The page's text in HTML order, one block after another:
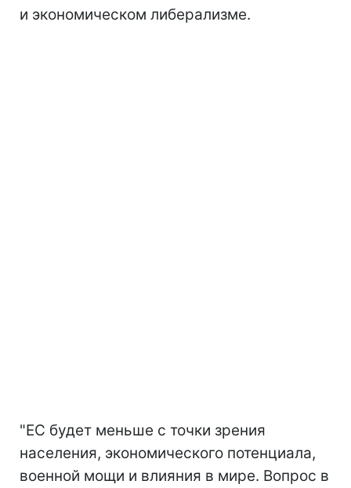
и экономическом либерализме.
"ЕС будет меньше с точки зрения
населения, экономического потенциала,
военной мощи и влияния в мире. Вопрос в